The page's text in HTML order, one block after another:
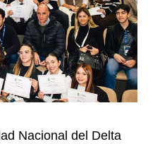
Nacional del Delta